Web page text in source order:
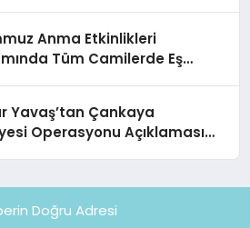
Anma Etkinlikleri
Tüm Camilerde Eş
Yavaş’tan Çankaya
Operasyonu Açıklaması
Doğru Adresi